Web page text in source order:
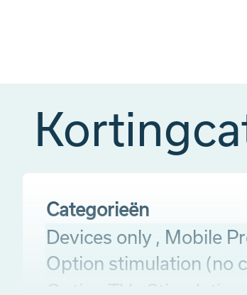
Categorieën
Devices only , Mobile
Option stimulation (no
Option TV - Stimulation